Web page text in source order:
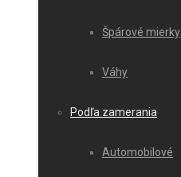
Špárové mierky
Váhy
Podľa zamerania
Automobilové